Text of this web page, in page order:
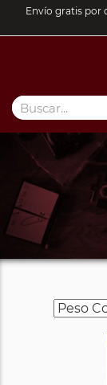
Envío gratis por